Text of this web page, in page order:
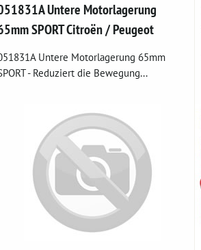
Untere Motorlagerung
SPORT Citroën / Peugeot
Untere Motorlagerung 65mm
- Reduziert die Bewegung...